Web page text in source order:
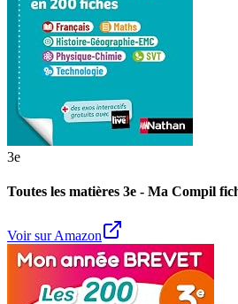
3e
Toutes les matières 3e - Ma Compil
Voir sur Amazon